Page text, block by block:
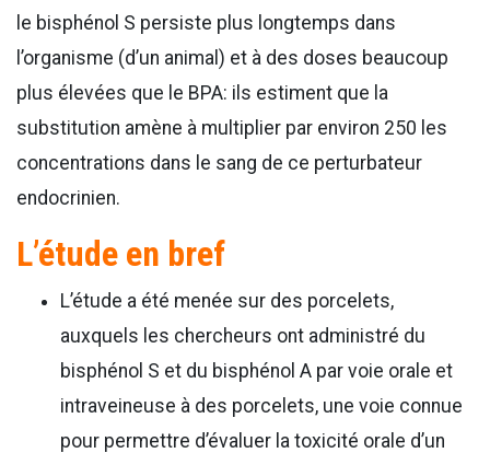
le bisphénol S persiste plus longtemps dans
l’organisme (d’un animal) et à des doses beaucoup
plus élevées que le BPA: ils estiment que la
substitution amène à multiplier par environ 250 les
concentrations dans le sang de ce perturbateur
endocrinien.
L’étude en bref
L’étude a été menée sur des porcelets,
auxquels les chercheurs ont administré du
bisphénol S et du bisphénol A par voie orale et
intraveineuse à des porcelets, une voie connue
pour permettre d’évaluer la toxicité orale d’un